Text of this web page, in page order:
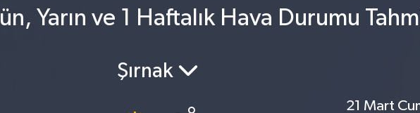
Yarın ve 1 Haftalık Hava Durumu
Şırnak
21 Mart